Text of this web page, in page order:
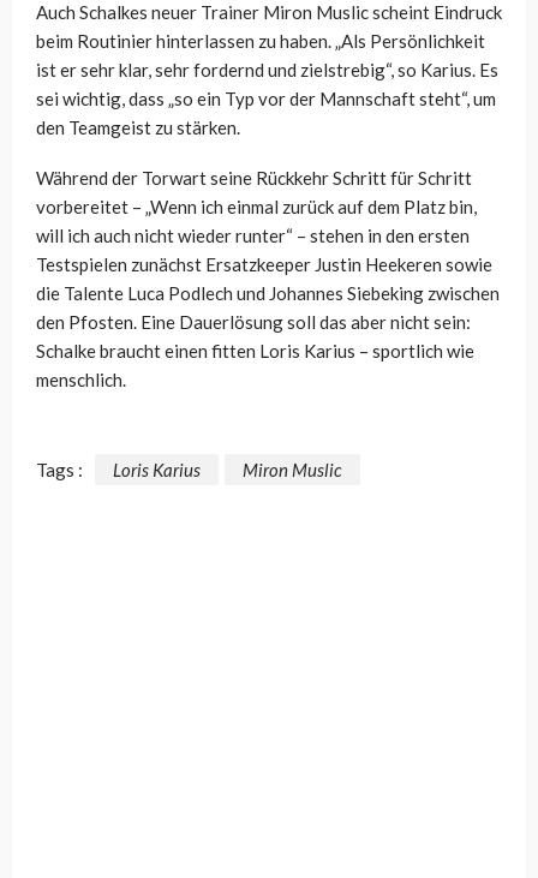
Auch Schalkes neuer Trainer Miron Muslic scheint Eindruck
beim Routinier hinterlassen zu haben. „Als Persönlichkeit
ist er sehr klar, sehr fordernd und zielstrebig“, so Karius. Es
sei wichtig, dass „so ein Typ vor der Mannschaft steht“, um
den Teamgeist zu stärken.
Während der Torwart seine Rückkehr Schritt für Schritt
vorbereitet – „Wenn ich einmal zurück auf dem Platz bin,
will ich auch nicht wieder runter“ – stehen in den ersten
Testspielen zunächst Ersatzkeeper Justin Heekeren sowie
die Talente Luca Podlech und Johannes Siebeking zwischen
den Pfosten. Eine Dauerlösung soll das aber nicht sein:
Schalke braucht einen fitten Loris Karius – sportlich wie
menschlich.
Tags : Loris Karius Miron Muslic